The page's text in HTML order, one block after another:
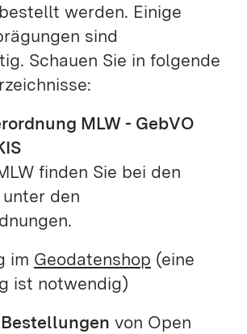
werden. Einige
sind
Schauen Sie in folgende
MLW - GebVO
finden Sie bei den
unter den
im Geodatenshop (eine
ist notwendig)
von Open